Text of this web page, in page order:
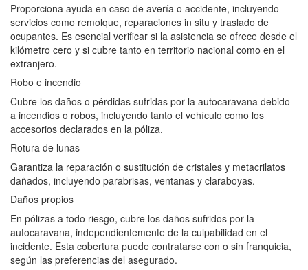
Proporciona ayuda en caso de avería o accidente, incluyendo
servicios como remolque, reparaciones in situ y traslado de
ocupantes. Es esencial verificar si la asistencia se ofrece desde el
kilómetro cero y si cubre tanto en territorio nacional como en el
extranjero.
Robo e incendio
Cubre los daños o pérdidas sufridas por la autocaravana debido
a incendios o robos, incluyendo tanto el vehículo como los
accesorios declarados en la póliza.
Rotura de lunas
Garantiza la reparación o sustitución de cristales y metacrilatos
dañados, incluyendo parabrisas, ventanas y claraboyas.
Daños propios
En pólizas a todo riesgo, cubre los daños sufridos por la
autocaravana, independientemente de la culpabilidad en el
incidente. Esta cobertura puede contratarse con o sin franquicia,
según las preferencias del asegurado.